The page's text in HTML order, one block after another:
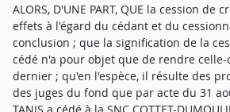
ALORS, D'UNE PART, QUE la cession de
effets à l'égard du cédant et du
conclusion ; que la signification de la
cédé n'a pour objet que de rendre celle-
dernier ; qu'en l'espèce, il résulte des
des juges du fond que par acte du 31